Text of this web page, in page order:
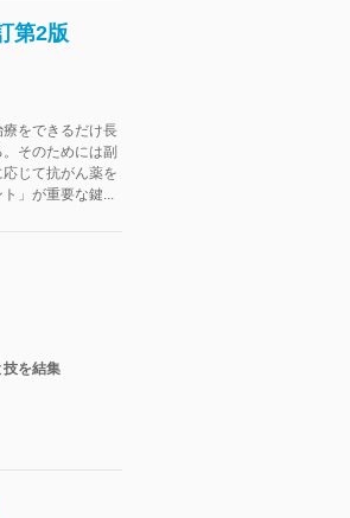
第2版
をできるだけ長
そのためには副
じて抗がん薬を
」が重要な鍵...
を結集